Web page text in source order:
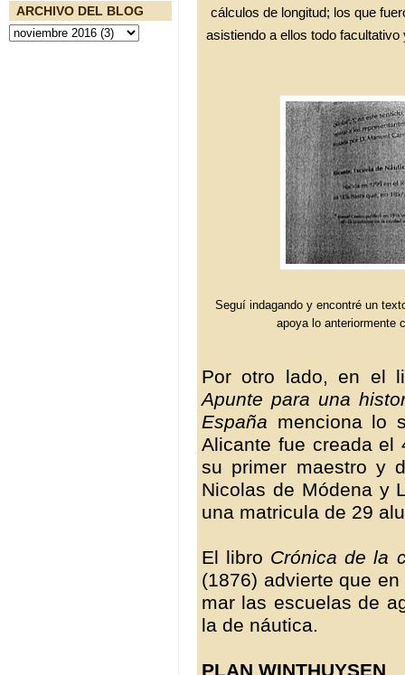
ARCHIVO DEL BLOG
cálculos de longitud; los que
asistiendo a ellos todo
Seguí indagando y encontré un
apoya lo anteriormente
Por otro lado, en el
Apunte para una
España menciona lo
Alicante fue creada el
su primer maestro y
Nicolas de Módena y
una matricula de 29
El libro Crónica de la
(1876) advierte que
mar las escuelas de
la de náutica.
PLAN WINTHUYSEN